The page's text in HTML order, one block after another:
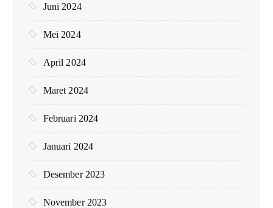
Juni 2024
Mei 2024
April 2024
Maret 2024
Februari 2024
Januari 2024
Desember 2023
November 2023